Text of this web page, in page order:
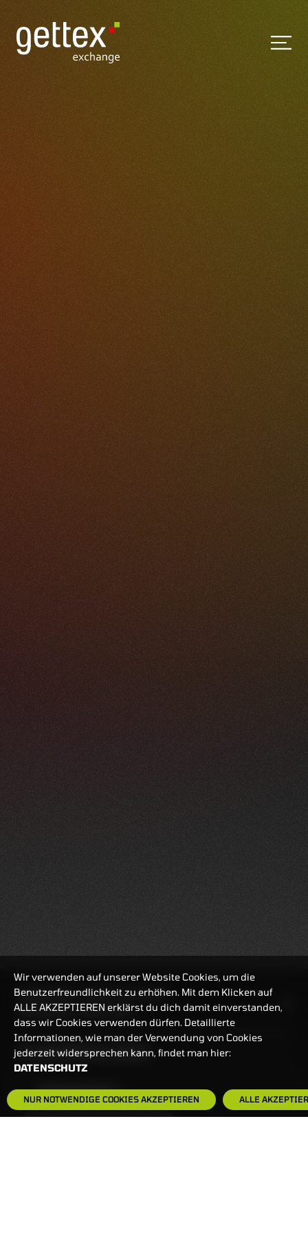
BANKEINSTELLUNGEN
HÄUFIG GESUCHT:
HANDELSZEIT
MO-FR: 7:30-23 UHR
ZERTIFIKATE
8:00-22 UHR
Wir verwenden auf unserer Website Cookies, um die
Benutzerfreundlichkeit zu erhöhen. Mit dem Klicken auf
ALLE AKZEPTIEREN erklärst du dich damit einverstanden,
dass wir Cookies verwenden dürfen. Detaillierte
Informationen, wie man der Verwendung von Cookies
jederzeit widersprechen kann, findet man hier:
DATENSCHUTZ
NUR NOTWENDIGE COOKIES AKZEPTIEREN ALLE